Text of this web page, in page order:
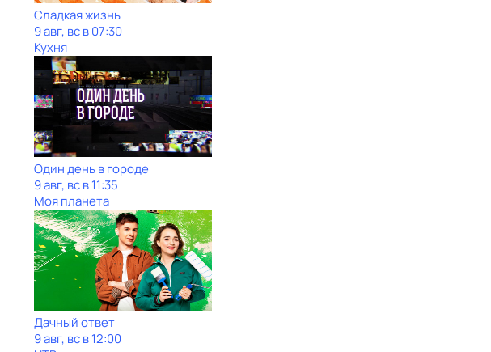
Сладкая жизнь
9 авг, вс в 07:30
Кухня
Один день в городе
9 авг, вс в 11:35
Моя планета
Дачный ответ
9 авг, вс в 12:00